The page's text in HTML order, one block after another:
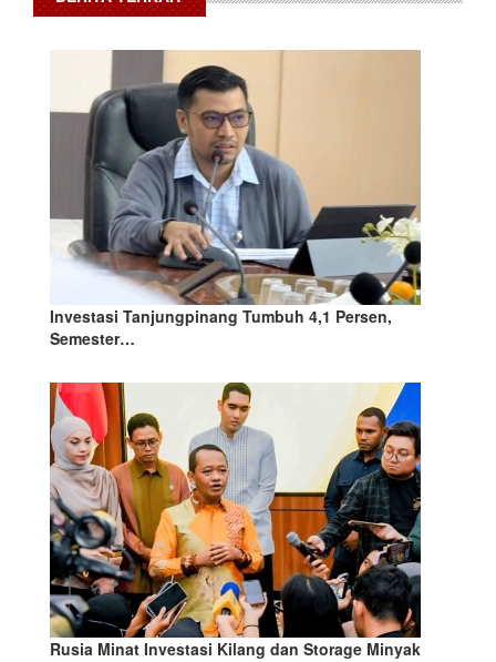
Investasi Tanjungpinang Tumbuh 4,1 Persen,
Semester…
Rusia Minat Investasi Kilang dan Storage Minyak